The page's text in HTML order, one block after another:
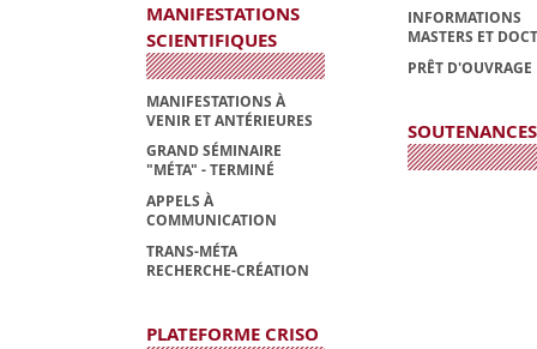
MANIFESTATIONS
SCIENTIFIQUES
MANIFESTATIONS À
VENIR ET ANTÉRIEURES
GRAND SÉMINAIRE
"MÉTA" - TERMINÉ
APPELS À
COMMUNICATION
TRANS-MÉTA
RECHERCHE-CRÉATION
PLATEFORME CRISO
INFORMATIONS
MASTERS ET
PRÊT D'OUVRAGE
SOUTENANCES